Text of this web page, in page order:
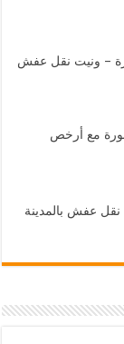
– ونيت نقل عفش
مع أرخص
عفش بالمدينة